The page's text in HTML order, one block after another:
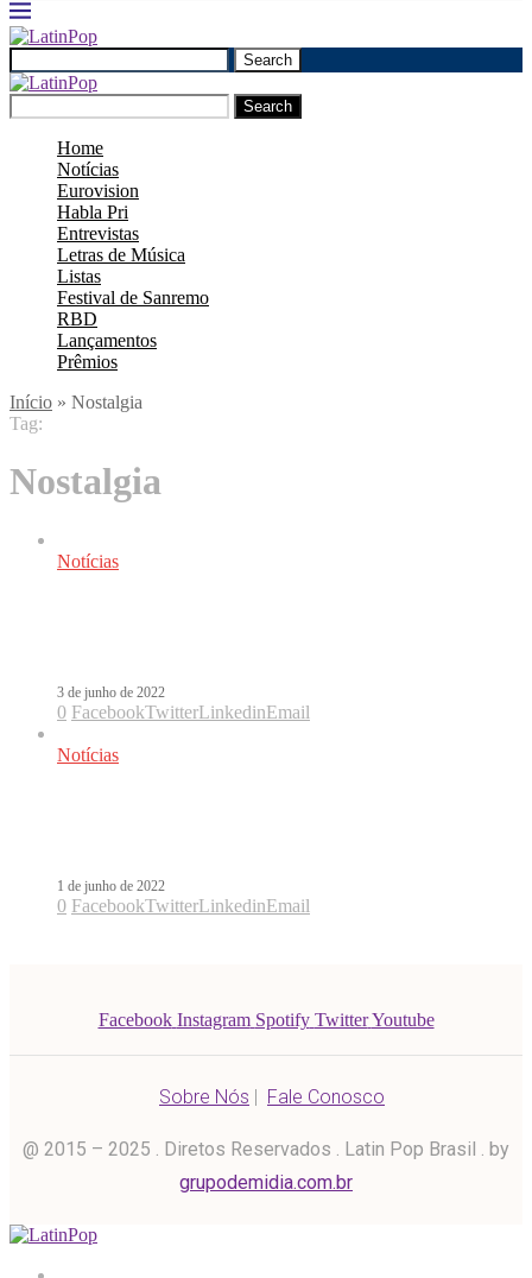
Search
Search
Home
Notícias
Eurovision
Habla Pri
Entrevistas
Letras de Música
Listas
Festival de Sanremo
RBD
Lançamentos
Prêmios
Início » Nostalgia
Tag:
Nostalgia
Notícias
3 de junho de 2022
0 FacebookTwitterLinkedinEmail
Notícias
1 de junho de 2022
0 FacebookTwitterLinkedinEmail
Facebook Instagram Spotify Twitter Youtube
Sobre Nós | Fale Conosco
@ 2015 – 2025 . Diretos Reservados . Latin Pop Brasil . by
grupodemidia.com.br